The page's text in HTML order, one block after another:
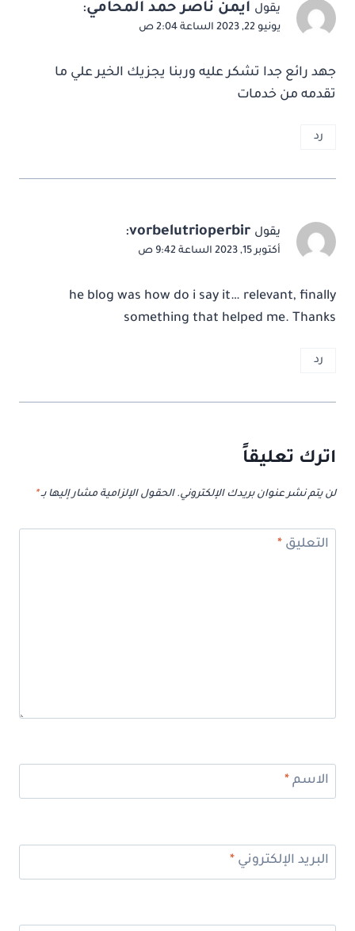
يقول أيمن ناصر حمد المحامي:
يونيو 22, 2023 الساعة 2:04 ص
جهد رائع جدا تشكر عليه وربنا يجزيك الخير علي ما
تقدمه من خدمات
رد
يقول vorbelutrioperbir
:
أكتوبر 15, 2023 الساعة 9:42 ص
he blog was how do i say it… relevant, finally
something that helped me. Thanks
رد
اترك تعليقاً
لن يتم نشر عنوان بريدك الإلكتروني. الحقول الإلزامية مشار إليها بـ*
التعليق *
الاسم *
البريد الإلكتروني *